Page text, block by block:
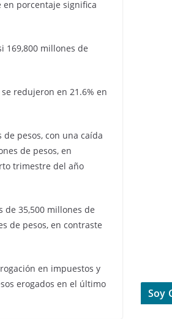
en porcentaje significa
169,800 millones de
redujeron en 21.6% en
pesos, con una caída
de pesos, en
trimestre del año
35,500 millones de
de pesos, en contraste
en impuestos y
erogados en el último
Soy